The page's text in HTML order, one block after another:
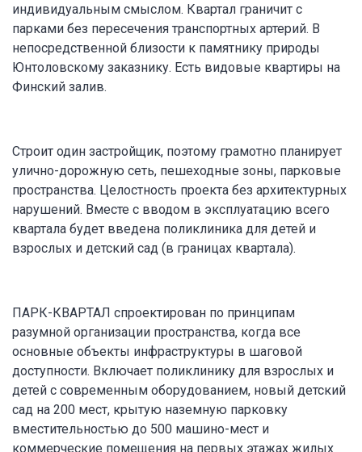
индивидуальным смыслом. Квартал граничит с
парками без пересечения транспортных артерий. В
непосредственной близости к памятнику природы
Юнтоловскому заказнику. Есть видовые квартиры на
Финский залив.
Строит один застройщик, поэтому грамотно планирует
улично-дорожную сеть, пешеходные зоны, парковые
пространства. Целостность проекта без архитектурных
нарушений. Вместе с вводом в эксплуатацию всего
квартала будет введена поликлиника для детей и
взрослых и детский сад (в границах квартала).
ПАРК-КВАРТАЛ спроектирован по принципам
разумной организации пространства, когда все
основные объекты инфраструктуры в шаговой
доступности. Включает поликлинику для взрослых и
детей с современным оборудованием, новый детский
сад на 200 мест, крытую наземную парковку
вместительностью до 500 машино-мест и
коммерческие помещения на первых этажах жилых